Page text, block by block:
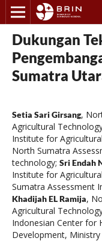
Dukungan
Sumatra
Setia Sari Girsang,
Agricultural
Institute for
North Sumatra
technology; Sri Endah
Institute for
Sumatra Assessment
Khadijah EL Ramija,
Agricultural
Indonesian Center for
Development,